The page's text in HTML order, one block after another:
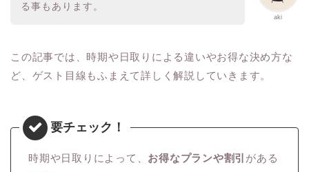
aki
る事もあります。
この記事では、時期や日取りによる違いやお得な決め方な
ど、ゲスト目線もふまえて詳しく解説していきます。
時期や日取りによって、 お得なプランや割引 がある